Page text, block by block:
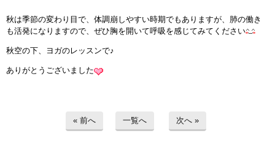
秋は季節の変わり目で、体調崩しやすい時期でもありますが、肺の働き
も活発になりますので、ぜひ胸を開いて呼吸を感じてみてください
秋空の下、ヨガのレッスンで♪
ありがとうございました
« 前へ 一覧へ 次へ »
ご入会のご予約
プライバシーポリシー